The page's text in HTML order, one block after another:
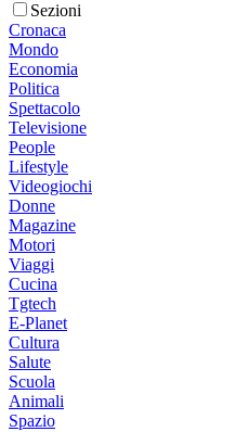
Sezioni
Cronaca
Mondo
Economia
Politica
Spettacolo
Televisione
People
Lifestyle
Videogiochi
Donne
Magazine
Motori
Viaggi
Cucina
Tgtech
E-Planet
Cultura
Salute
Scuola
Animali
Spazio